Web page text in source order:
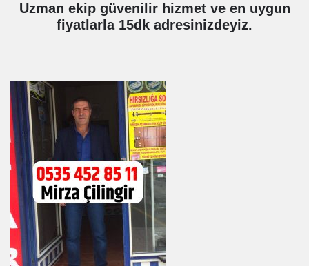
Uzman ekip güvenilir hizmet ve en uygun
fiyatlarla 15dk adresinizdeyiz.